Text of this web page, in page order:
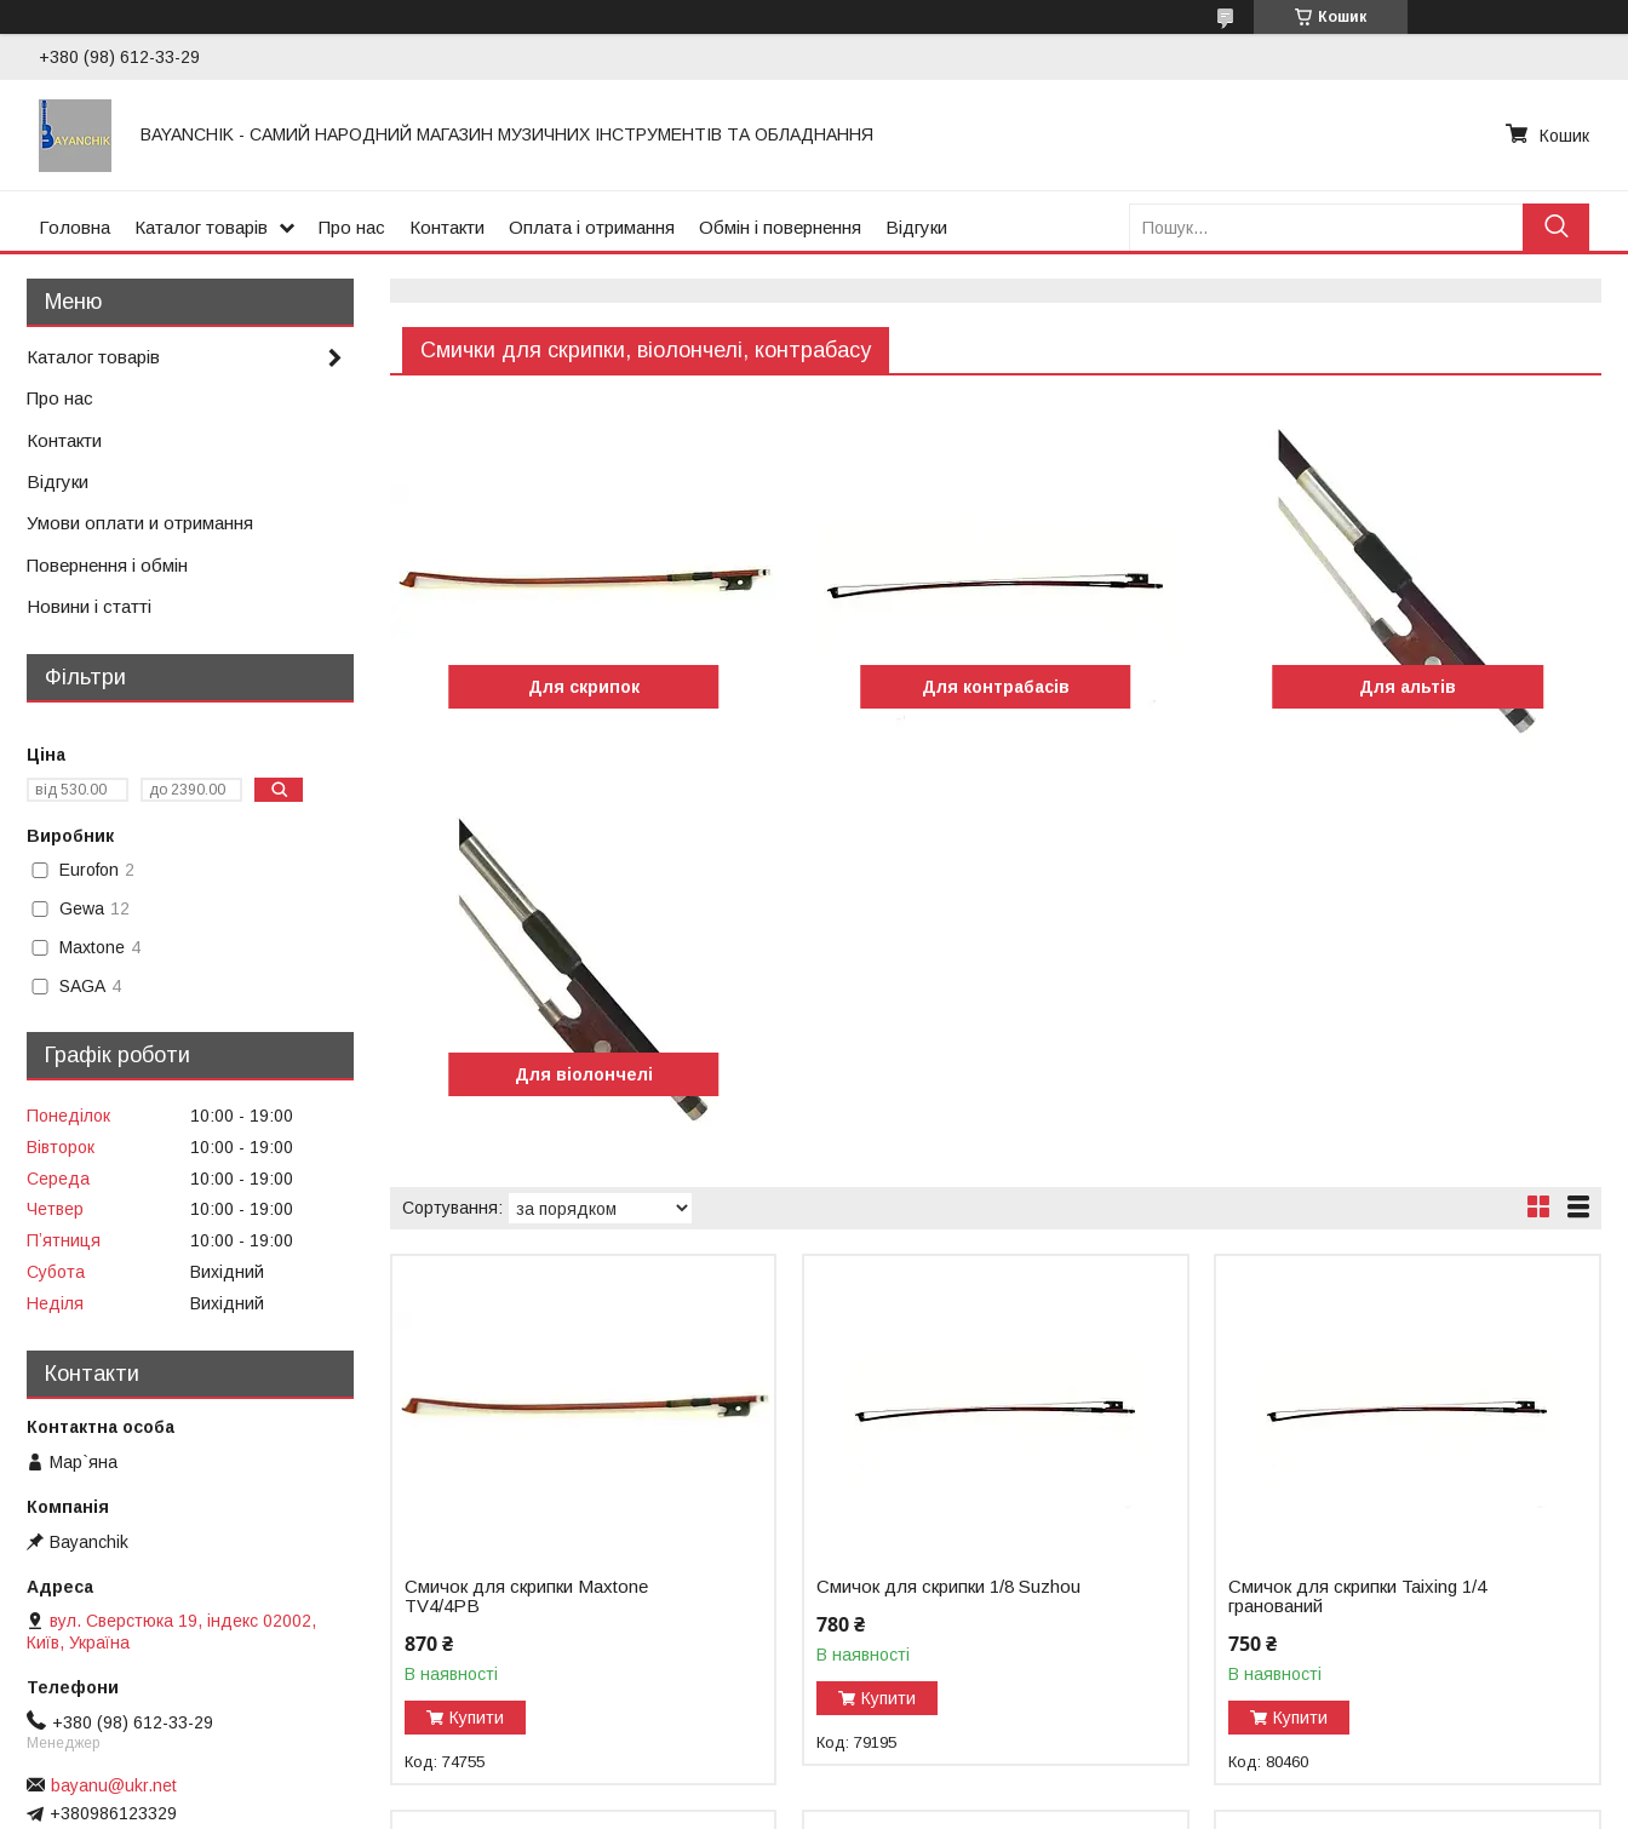
Кошик
+380 (98) 612-33-29
BAYANCHIK - САМИЙ НАРОДНИЙ МАГАЗИН МУЗИЧНИХ ІНСТРУМЕНТІВ ТА ОБЛАДНАННЯ Кошик
Головна Каталог товарів Про нас Контакти Оплата і отримання Обмін і повернення Відгуки
Смички для скрипки, віолончелі, контрабасу
Для скрипок Для контрабасів Для альтів
Для віолончелі
Смичок для скрипки Maxtone
TV4/4PB
870 ₴
В наявності
Купити
74755
Смичок для скрипки 1/8 Suzhou
780 ₴
В наявності
Купити
79195
Смичок для скрипки Taixing 1/4
гранований
750 ₴
В наявності
Купити
80460
Каталог товарів
Про нас
Контакти
Відгуки
Умови оплати и отримання
Повернення і обмін
Новини і статті
Фільтри
Ціна
Виробник
Eurofon 2
Gewa 12
Maxtone 4
SAGA 4
Графік роботи
Понеділок 10:00
19:00
Вівторок
10:00
19:00
Середа
10:00
19:00
Четвер
10:00
19:00
Пʼятниця
10:00
19:00
Субота
Вихідний
Неділя
Вихідний
Контакти
Мар`яна
Bayanchik
вул. Сверстюка 19, індекс 02002,
Київ, Україна
+380 (98) 612-33-29
Менеджер
bayanu@ukr.net
+380986123329